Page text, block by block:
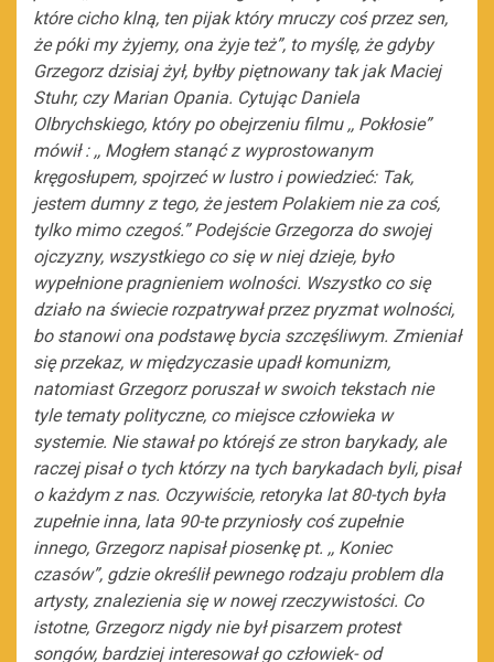
które cicho klną, ten pijak który mruczy coś przez sen,
że póki my żyjemy, ona żyje też”, to myślę, że gdyby
Grzegorz dzisiaj żył, byłby piętnowany tak jak Maciej
Stuhr, czy Marian Opania. Cytując Daniela
Olbrychskiego, który po obejrzeniu filmu ,, Pokłosie”
mówił : ,, Mogłem stanąć z wyprostowanym
kręgosłupem, spojrzeć w lustro i powiedzieć: Tak,
jestem dumny z tego, że jestem Polakiem nie za coś,
tylko mimo czegoś.” Podejście Grzegorza do swojej
ojczyzny, wszystkiego co się w niej dzieje, było
wypełnione pragnieniem wolności. Wszystko co się
działo na świecie rozpatrywał przez pryzmat wolności,
bo stanowi ona podstawę bycia szczęśliwym. Zmieniał
się przekaz, w międzyczasie upadł komunizm,
natomiast Grzegorz poruszał w swoich tekstach nie
tyle tematy polityczne, co miejsce człowieka w
systemie. Nie stawał po którejś ze stron barykady, ale
raczej pisał o tych którzy na tych barykadach byli, pisał
o każdym z nas. Oczywiście, retoryka lat 80-tych była
zupełnie inna, lata 90-te przyniosły coś zupełnie
innego, Grzegorz napisał piosenkę pt. ,, Koniec
czasów”, gdzie określił pewnego rodzaju problem dla
artysty, znalezienia się w nowej rzeczywistości. Co
istotne, Grzegorz nigdy nie był pisarzem protest
songów, bardziej interesował go człowiek- od